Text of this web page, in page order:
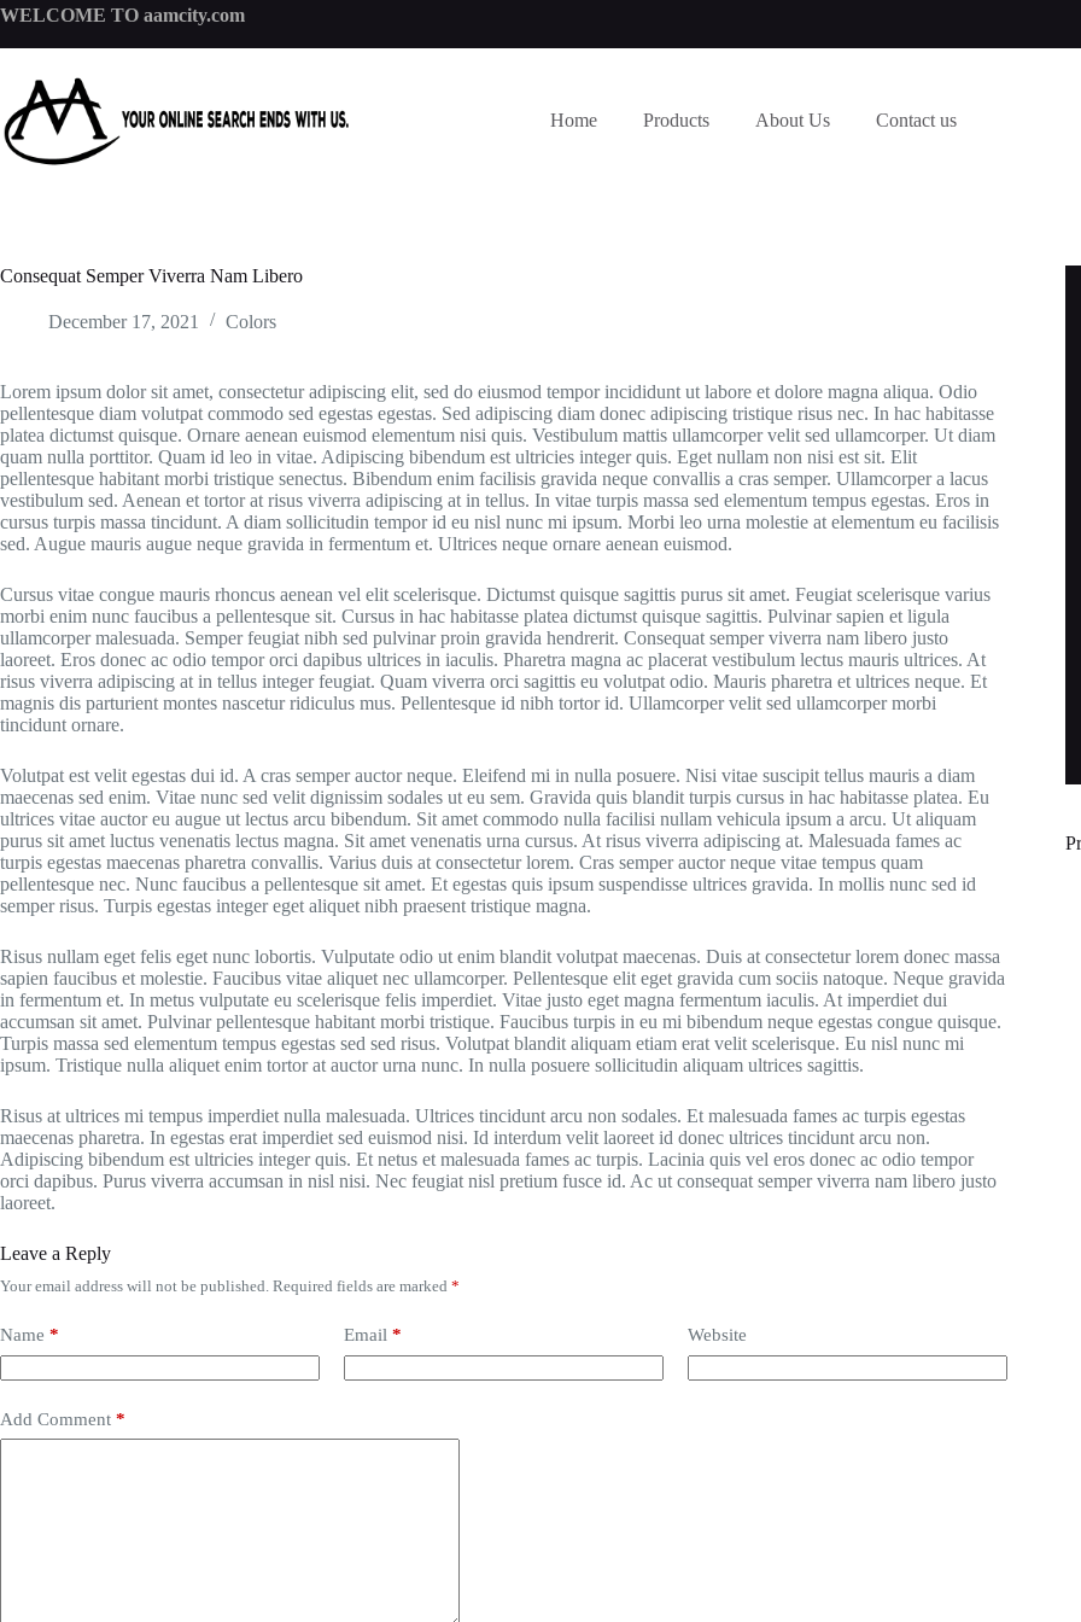
Skip
content
WELCOME TO aamcity.com
Home Products About Us Contact us
Consequat Semper Viverra Nam Libero
December 17, 2021 Colors
Lorem ipsum dolor sit amet, consectetur adipiscing elit, sed do eiusmod tempor incididunt ut labore et dolore magna aliqua. Odio
pellentesque diam volutpat commodo sed egestas egestas. Sed adipiscing diam donec adipiscing tristique risus nec. In hac habitasse
platea dictumst quisque. Ornare aenean euismod elementum nisi quis. Vestibulum mattis ullamcorper velit sed ullamcorper. Ut diam
quam nulla porttitor. Quam id leo in vitae. Adipiscing bibendum est ultricies integer quis. Eget nullam non nisi est sit. Elit
pellentesque habitant morbi tristique senectus. Bibendum enim facilisis gravida neque convallis a cras semper. Ullamcorper a lacus
vestibulum sed. Aenean et tortor at risus viverra adipiscing at in tellus. In vitae turpis massa sed elementum tempus egestas. Eros in
cursus turpis massa tincidunt. A diam sollicitudin tempor id eu nisl nunc mi ipsum. Morbi leo urna molestie at elementum eu facilisis
sed. Augue mauris augue neque gravida in fermentum et. Ultrices neque ornare aenean euismod.
Cursus vitae congue mauris rhoncus aenean vel elit scelerisque. Dictumst quisque sagittis purus sit amet. Feugiat scelerisque varius
morbi enim nunc faucibus a pellentesque sit. Cursus in hac habitasse platea dictumst quisque sagittis. Pulvinar sapien et ligula
ullamcorper malesuada. Semper feugiat nibh sed pulvinar proin gravida hendrerit. Consequat semper viverra nam libero justo
laoreet. Eros donec ac odio tempor orci dapibus ultrices in iaculis. Pharetra magna ac placerat vestibulum lectus mauris ultrices. At
risus viverra adipiscing at in tellus integer feugiat. Quam viverra orci sagittis eu volutpat odio. Mauris pharetra et ultrices neque. Et
magnis dis parturient montes nascetur ridiculus mus. Pellentesque id nibh tortor id. Ullamcorper velit sed ullamcorper morbi
tincidunt ornare.
Volutpat est velit egestas dui id. A cras semper auctor neque. Eleifend mi in nulla posuere. Nisi vitae suscipit tellus mauris a diam
maecenas sed enim. Vitae nunc sed velit dignissim sodales ut eu sem. Gravida quis blandit turpis cursus in hac habitasse platea. Eu
ultrices vitae auctor eu augue ut lectus arcu bibendum. Sit amet commodo nulla facilisi nullam vehicula ipsum a arcu. Ut aliquam
purus sit amet luctus venenatis lectus magna. Sit amet venenatis urna cursus. At risus viverra adipiscing at. Malesuada fames ac
turpis egestas maecenas pharetra convallis. Varius duis at consectetur lorem. Cras semper auctor neque vitae tempus quam
pellentesque nec. Nunc faucibus a pellentesque sit amet. Et egestas quis ipsum suspendisse ultrices gravida. In mollis nunc sed id
semper risus. Turpis egestas integer eget aliquet nibh praesent tristique magna.
Risus nullam eget felis eget nunc lobortis. Vulputate odio ut enim blandit volutpat maecenas. Duis at consectetur lorem donec massa
sapien faucibus et molestie. Faucibus vitae aliquet nec ullamcorper. Pellentesque elit eget gravida cum sociis natoque. Neque gravida
in fermentum et. In metus vulputate eu scelerisque felis imperdiet. Vitae justo eget magna fermentum iaculis. At imperdiet dui
accumsan sit amet. Pulvinar pellentesque habitant morbi tristique. Faucibus turpis in eu mi bibendum neque egestas congue quisque.
Turpis massa sed elementum tempus egestas sed sed risus. Volutpat blandit aliquam etiam erat velit scelerisque. Eu nisl nunc mi
ipsum. Tristique nulla aliquet enim tortor at auctor urna nunc. In nulla posuere sollicitudin aliquam ultrices sagittis.
Risus at ultrices mi tempus imperdiet nulla malesuada. Ultrices tincidunt arcu non sodales. Et malesuada fames ac turpis egestas
maecenas pharetra. In egestas erat imperdiet sed euismod nisi. Id interdum velit laoreet id donec ultrices tincidunt arcu non.
Adipiscing bibendum est ultricies integer quis. Et netus et malesuada fames ac turpis. Lacinia quis vel eros donec ac odio tempor
orci dapibus. Purus viverra accumsan in nisl nisi. Nec feugiat nisl pretium fusce id. Ac ut consequat semper viverra nam libero justo
laoreet.
Leave a Reply
Your email address will not be published. Required fields are marked *
Name * Email * Website
Add Comment *